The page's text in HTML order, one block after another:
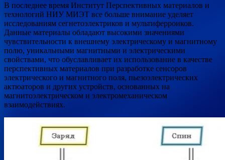
В последнее время Институт Перспективных материалов и
технологий НИУ МИЭТ все больше внимание уделяет
исследованиям сегнетоэлектриков и мультиферроиков.
Данные материалы обладают высокими значениями
чувствительности к внешнему электрическому и магнитному
полю, уникальными магнитными и электрическими
свойствами, что обуславливает их использование в качестве
перспективных материалов при разработке сенсоров
электрического и магнитного поля, пьезоэлектрических
актюаторов и других устройств, основанных на
магнитоэлектрическом и электромеханическом
взаимодействиях.